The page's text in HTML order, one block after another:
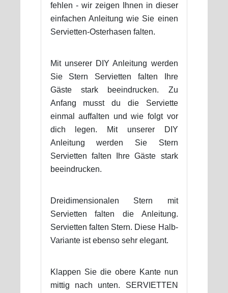
fehlen - wir zeigen Ihnen in dieser
einfachen Anleitung wie Sie einen
Servietten-Osterhasen falten.
Mit unserer DIY Anleitung werden
Sie Stern Servietten falten Ihre
Gäste stark beeindrucken. Zu
Anfang musst du die Serviette
einmal auffalten und wie folgt vor
dich legen. Mit unserer DIY
Anleitung werden Sie Stern
Servietten falten Ihre Gäste stark
beeindrucken.
Dreidimensionalen Stern mit
Servietten falten die Anleitung.
Servietten falten Stern. Diese Halb-
Variante ist ebenso sehr elegant.
Klappen Sie die obere Kante nun
mittig nach unten. SERVIETTEN